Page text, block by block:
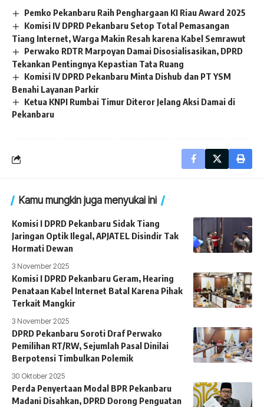
Pemko Pekanbaru Raih Penghargaan KI Riau Award 2025
Komisi IV DPRD Pekanbaru Setop Total Pemasangan
Tiang Internet, Warga Makin Resah karena Kabel Semrawut
Perwako RDTR Marpoyan Damai Disosialisasikan, DPRD
Tekankan Pentingnya Kepastian Tata Ruang
Komisi IV DPRD Pekanbaru Minta Dishub dan PT YSM
Benahi Layanan Parkir
Ketua KNPI Rumbai Timur Diteror Jelang Aksi Damai di
Pekanbaru
Kamu mungkin juga menyukai ini
Komisi I DPRD Pekanbaru Sidak Tiang
Jaringan Optik Ilegal, APJATEL Disindir Tak
Hormati Dewan
3 November 2025
Komisi I DPRD Pekanbaru Geram, Hearing
Penataan Kabel Internet Batal Karena Pihak
Terkait Mangkir
3 November 2025
DPRD Pekanbaru Soroti Draf Perwako
Pemilihan RT/RW, Sejumlah Pasal Dinilai
Berpotensi Timbulkan Polemik
30 Oktober 2025
Perda Penyertaan Modal BPR Pekanbaru
Madani Disahkan, DPRD Dorong Penguatan